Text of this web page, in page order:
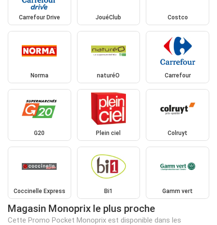
Carrefour Drive JouéClub Costco
Norma naturéO Carrefour
G20 Plein ciel Colruyt
Coccinelle Express Bi1 Gamm vert
Magasin Monoprix le plus proche
Cette Promo Pocket Monoprix est disponible dans les